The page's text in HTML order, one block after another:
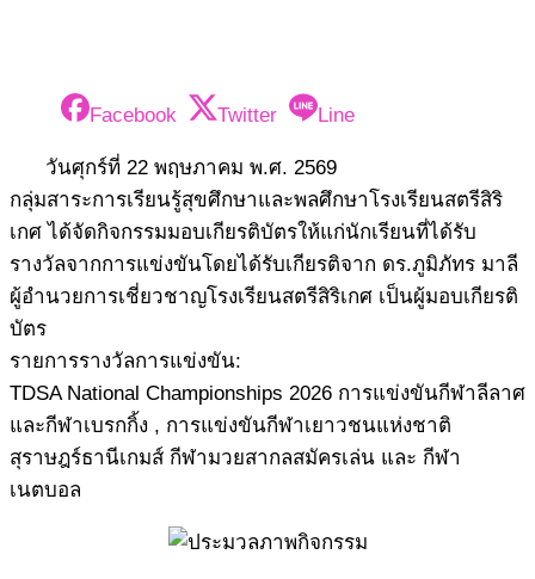
Facebook Twitter Line
วันศุกร์ที่ 22 พฤษภาคม พ.ศ. 2569
กลุ่มสาระการเรียนรู้สุขศึกษาและพลศึกษาโรงเรียนสตรีสิริ
เกศ ได้จัดกิจกรรมมอบเกียรติบัตรให้แก่นักเรียนที่ได้รับ
รางวัลจากการแข่งขันโดยได้รับเกียรติจาก ดร.ภูมิภัทร มาลี
ผู้อำนวยการเชี่ยวชาญโรงเรียนสตรีสิริเกศ เป็นผู้มอบเกียรติ
บัตร
รายการรางวัลการแข่งขัน:
TDSA National Championships 2026 การแข่งขันกีฬาลีลาศ
และกีฬาเบรกกิ้ง , การแข่งขันกีฬาเยาวชนแห่งชาติ
สุราษฎร์ธานีเกมส์ กีฬามวยสากลสมัครเล่น และ กีฬา
เนตบอล